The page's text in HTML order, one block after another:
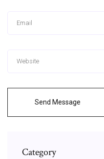
Send Message
Category